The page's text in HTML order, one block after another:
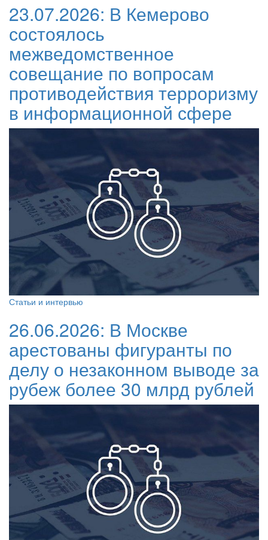
23.07.2026: В Кемерово
состоялось
межведомственное
совещание по вопросам
противодействия терроризму
в информационной сфере
Статьи и интервью
26.06.2026: В Москве
арестованы фигуранты по
делу о незаконном выводе за
рубеж более 30 млрд рублей